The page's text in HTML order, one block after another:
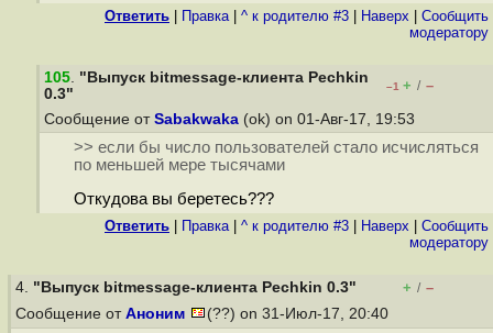
Ответить Правка| ^ к родителю #3 Наверх
Cообщить
модератору
105. "Выпуск bitmessage-клиента Pechkin
0.3"
–1 + / –
Сообщение от Sabakwaka (ok) on 01-Авг-17, 19:53
>> если бы число пользователей стало исчисляться
по меньшей мере тысячами
Откудова вы беретесь???
Ответить Правка| ^ к родителю #3 Наверх
Cообщить
модератору
4. "Выпуск bitmessage-клиента Pechkin 0.3" + / –
Сообщение от Аноним (??) on 31-Июл-17, 20:40